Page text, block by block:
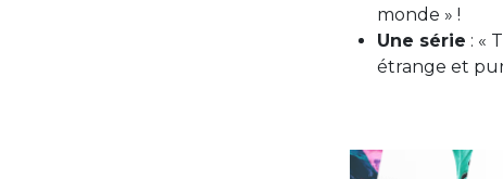
monde » !
Une série : «
étrange et